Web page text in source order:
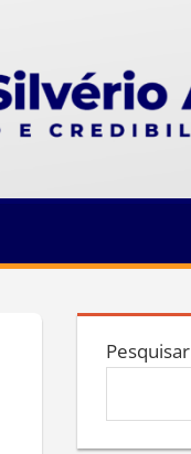
Pesquisar